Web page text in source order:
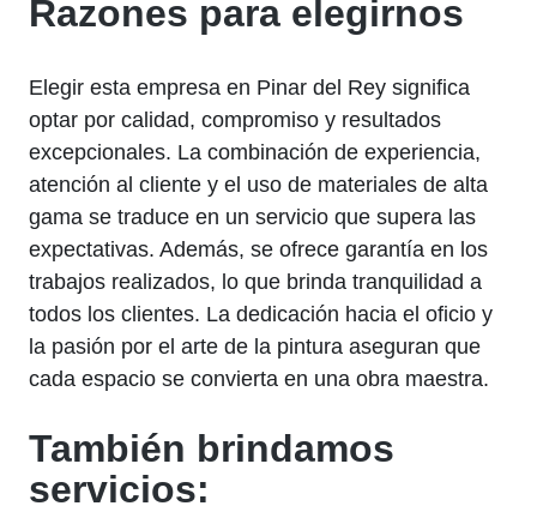
Razones para elegirnos
Elegir esta empresa en Pinar del Rey significa
optar por calidad, compromiso y resultados
excepcionales. La combinación de experiencia,
atención al cliente y el uso de materiales de alta
gama se traduce en un servicio que supera las
expectativas. Además, se ofrece garantía en los
trabajos realizados, lo que brinda tranquilidad a
todos los clientes. La dedicación hacia el oficio y
la pasión por el arte de la pintura aseguran que
cada espacio se convierta en una obra maestra.
También brindamos
servicios: